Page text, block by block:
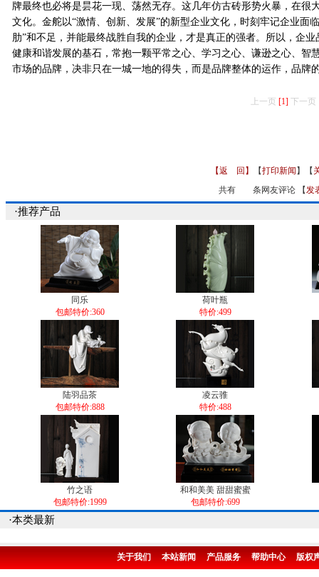
牌最终也必将是昙花一现、荡然无存。这几年仿古砖形势火暴，在很
文化。金舵以“激情、创新、发展”的新型企业文化，时刻牢记企业面
肋”和不足，并能最终战胜自我的企业，才是真正的强者。所以，企
健康和谐发展的基石，常抱一颗平常之心、学习之心、谦逊之心、智
市场的品牌，决非只在一城一地的得失，而是品牌整体的运作，品牌
上一页 [1] 下一页
【返 回】 【打印新闻 】【
共有
条网友评论 【发
·推荐产品
同乐
包邮特价:360
荷叶瓶
特价:499
陆羽品茶
包邮特价:888
凌云骓
特价:488
竹之语
包邮特价:1999
和和美美 甜甜蜜蜜
包邮特价:699
·本类最新
关于我们 本站新闻 产品服务 帮助中心 版权